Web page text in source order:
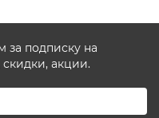
за подписку на
акции.